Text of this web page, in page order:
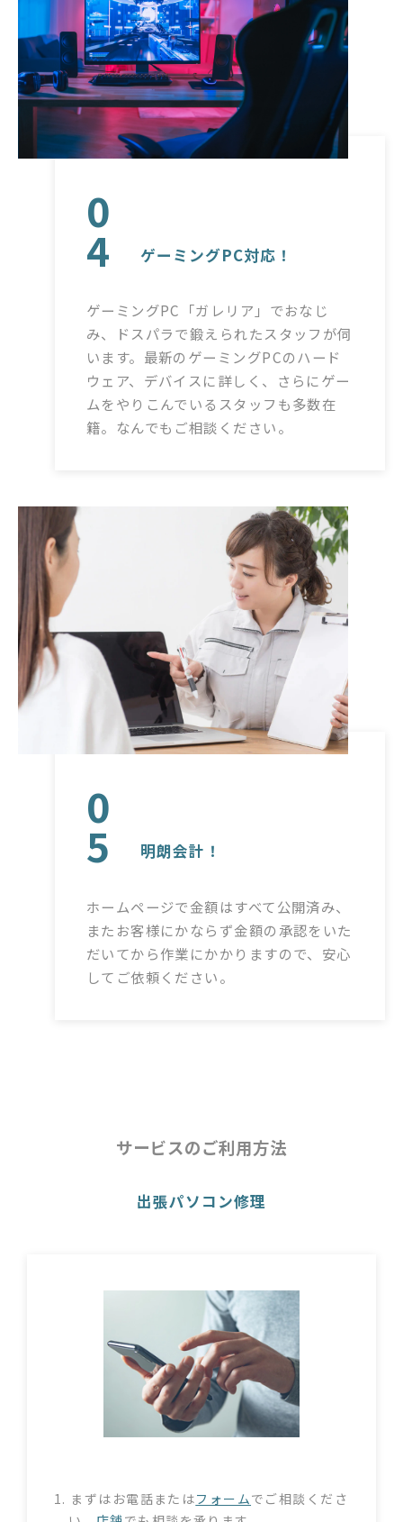
0
4 ゲーミングPC対応！
ゲーミングPC「ガレリア」でおなじ
み、ドスパラで鍛えられたスタッフが伺
います。最新のゲーミングPCのハード
ウェア、デバイスに詳しく、さらにゲー
ムをやりこんでいるスタッフも多数在
籍。なんでもご相談ください。
0
5 明朗会計！
ホームページで金額はすべて公開済み、
またお客様にかならず金額の承認をいた
だいてから作業にかかりますので、安心
してご依頼ください。
サービスのご利用方法
出張パソコン修理
1. まずはお電話またはフォームでご相談くださ